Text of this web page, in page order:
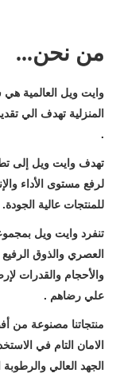
من نحن...
وايت ويل العالمية
المنزلية تهدف الي
.
تهدف وايت ويل إلى
لرفع مستوى الأداء
للمنتجات عالية الجودة.
تنفرد وايت ويل
العصري والذوق
والأحجام والقدرات
علي رضاهم .
منتجاتنا مصنوعة من
الامان التام في
الجهد العالي